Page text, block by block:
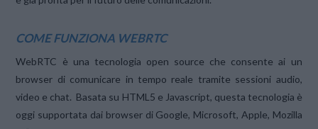
COME FUNZIONA WEBRTC
WebRTC è una tecnologia open source che consente ai un
browser di comunicare in tempo reale tramite sessioni audio,
video e chat. Basata su HTML5 e Javascript, questa tecnologia è
oggi supportata dai browser di Google, Microsoft, Apple, Mozilla